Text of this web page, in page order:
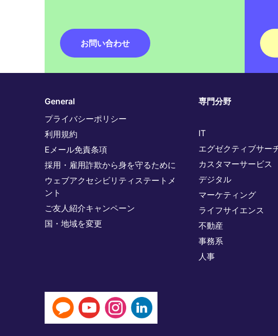
お問い合わせ
General
プライバシーポリシー
利用規約
Eメール免責条項
採用・雇用詐欺から身を守るために
ウェブアクセシビリティステートメ
ント
ご友人紹介キャンペーン
国・地域を変更
専門分野
IT
エグゼクティブサー
カスタマーサービス
デジタル
マーケティング
ライフサイエンス
不動産
事務系
人事